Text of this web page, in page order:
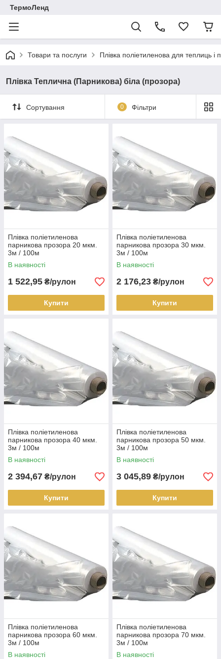
ТермоЛенд
Товари та послуги Плівка поліетиленова для теплиць і
Плівка Теплична (Парникова) біла (прозора)
Сортування 0 Фільтри
Плівка поліетиленова
парникова прозора 20 мкм.
3м / 100м
В наявності
1 522,95 ₴/рулон
Купити
Плівка поліетиленова
парникова прозора 30 мкм.
3м / 100м
В наявності
2 176,23 ₴/рулон
Купити
Плівка поліетиленова
парникова прозора 40 мкм.
3м / 100м
В наявності
2 394,67 ₴/рулон
Купити
Плівка поліетиленова
парникова прозора 50 мкм.
3м / 100м
В наявності
3 045,89 ₴/рулон
Купити
Плівка поліетиленова
парникова прозора 60 мкм.
3м / 100м
В наявності
Плівка поліетиленова
парникова прозора 70 мкм.
3м / 100м
В наявності